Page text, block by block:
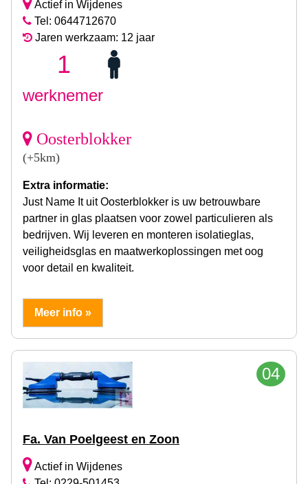
Actief in Wijdenes
Tel: 0644712670
Jaren werkzaam: 12 jaar
1
werknemer
Oosterblokker
(+5km)
Extra informatie:
Just Name It uit Oosterblokker is uw betrouwbare
partner in glas plaatsen voor zowel particulieren als
bedrijven. Wij leveren en monteren isolatieglas,
veiligheidsglas en maatwerkoplossingen met oog
voor detail en kwaliteit.
Meer info »
04
Fa. Van Poelgeest en Zoon
Actief in Wijdenes